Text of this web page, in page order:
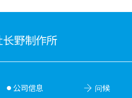
公司信息 问候